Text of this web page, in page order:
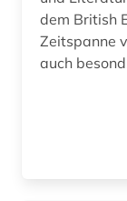
dem British
Zeitspanne
auch